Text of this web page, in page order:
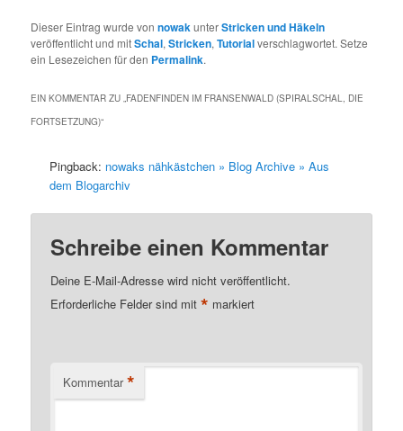
Dieser Eintrag wurde vonnowakunterStricken und Häkeln
veröffentlicht und mitSchal,Stricken,Tutorialverschlagwortet. Setze
ein Lesezeichen für den Permalink.
EIN KOMMENTAR ZU „ FADENFINDEN IM FRANSENWALD (SPIRALSCHAL, DIE
FORTSETZUNG)“
Pingback: nowaks nähkästchen » Blog Archive » Aus
dem Blogarchiv
Schreibe einen Kommentar
Deine E-Mail-Adresse wird nicht veröffentlicht.
Erforderliche Felder sind mit* markiert
Kommentar *